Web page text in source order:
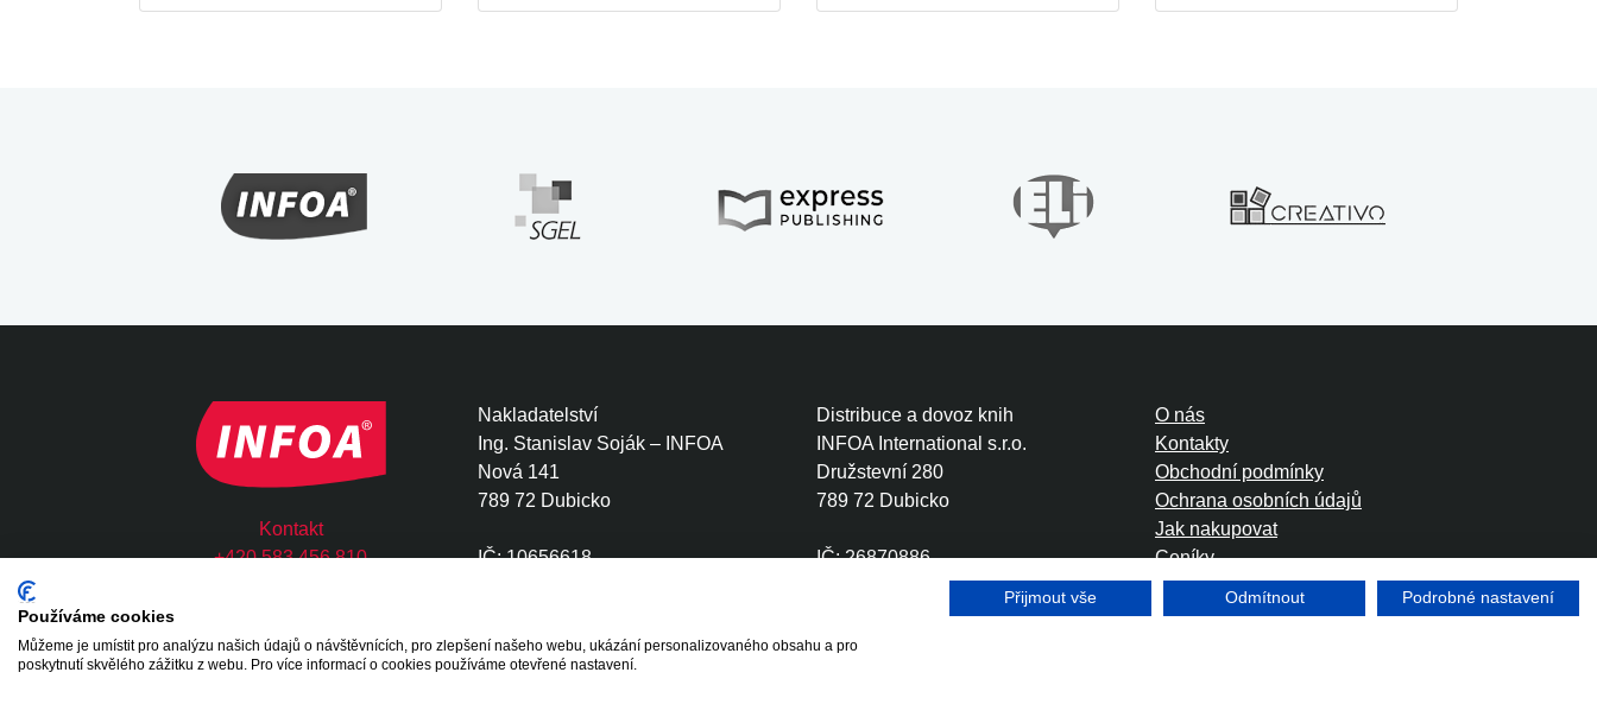
Kontakt
+420 583 456 810
Nakladatelství
Ing. Stanislav Soják – INFOA
Nová 141
789 72 Dubicko
IČ: 10656618
Distribuce a dovoz knih
INFOA International s.r.o.
Družstevní 280
789 72 Dubicko
IČ: 26870886
DIČ: CZ26870886
O nás
Kontakty
Obchodní podmínky
Ochrana osobních údajů
Jak nakupovat
Ceníky
Foreign Rights
Copyright © 2020 - 2026 INFOA International s.r.o.
Používáme cookies
Můžeme je umístit pro analýzu našich údajů o návštěvnících, pro zlepšení našeho webu, ukázání personalizovaného obsahu a pro
poskytnutí skvělého zážitku z webu. Pro více informací o cookies používáme otevřené nastavení.
Přijmout vše Odmítnout Podrobné nastavení